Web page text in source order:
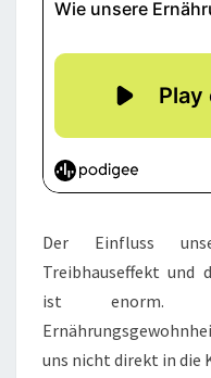
Der Einfluss
Treibhauseffekt und
ist enorm.
uns nicht direkt in die